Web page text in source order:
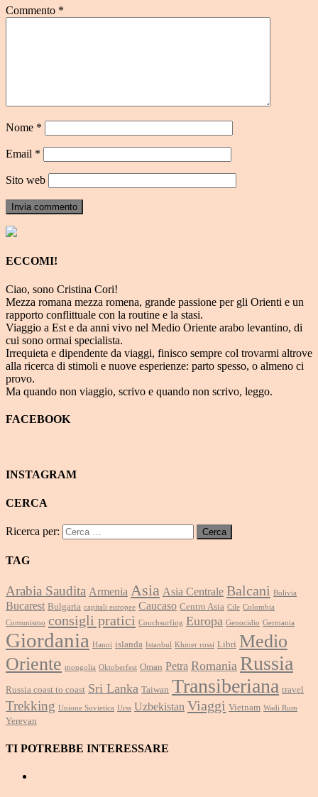
Commento *
Nome *
Email *
Sito web
ECCOMI!
Ciao, sono Cristina Cori!
Mezza romana mezza romena, grande passione per gli Orienti e un
rapporto conflittuale con la routine e la stasi.
Viaggio a Est e da anni vivo nel Medio Oriente arabo levantino, di
cui sono ormai specialista.
Irrequieta e dipendente da viaggi, finisco sempre col trovarmi altrove
alla ricerca di stimoli e nuove esperienze: parto spesso, o almeno ci
provo.
Ma quando non viaggio, scrivo e quando non scrivo, leggo.
FACEBOOK
INSTAGRAM
CERCA
Ricerca per:
TAG
Arabia Saudita Armenia Asia Asia Centrale Balcani Bolivia
Bucarest Bulgaria capitali europee Caucaso Centro Asia Cile Colombia
Comunismo consigli pratici Couchsurfing Europa Genocidio Germania
Giordania Hanoi islanda Istanbul Khmer rossi Libri Medio
Oriente mongolia Oktoberfest Oman Petra Romania Russia
Russia coast to coast Sri Lanka Taiwan Transiberiana travel
Trekking Unione Sovietica Urss Uzbekistan Viaggi Vietnam Wadi Rum
Yerevan
TI POTREBBE INTERESSARE